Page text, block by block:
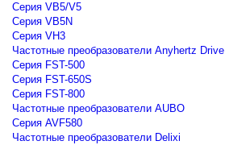
Cерия VB5/V5
Cерия VB5N
Cерия VH3
Частотные преобразователи Anyhertz Drive
Серия FST-500
Серия FST-650S
Серия FST-800
Частотные преобразователи AUBO
Серия AVF580
Частотные преобразователи Delixi